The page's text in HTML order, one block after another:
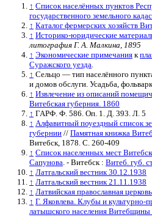
↑ Список населённых пунктов
государственного земельного
↑ Каталог фермерских хозяйств
↑ Историко-юридические
литография Г. А. Малкина, 1895
↑ Экономические примечания к
Суражского уезда
↑ Сельцо — тип населённого
и домов обслуги. Усадьба, фольварк.
↑ Извлечение из описаний
Витебская губерния. 1860
↑ ГАРФ. Ф. 586. Оп. 1. Д. 393. Л. 5
↑ Алфавитный поуездный список
губернии // Памятная книжка
Витебск, 1878. С. 260-409
↑ Список населенных мест
Сапунова . - Витебск : Витеб. губ.
↑ Латгальский вестник 30.12.1938
↑ Латгальский вестник 21.11.1938
↑ Латвийская православная церковь
↑ Г. Яковлева. Клубы и культурно-
латышского населения Витебщины